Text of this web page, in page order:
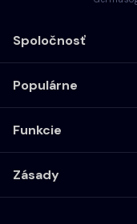
Spoločnosť
Populárne
Funkcie
Zásady